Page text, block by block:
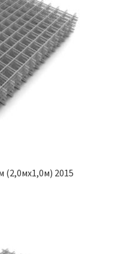
(2,0мх1,0м) 2015